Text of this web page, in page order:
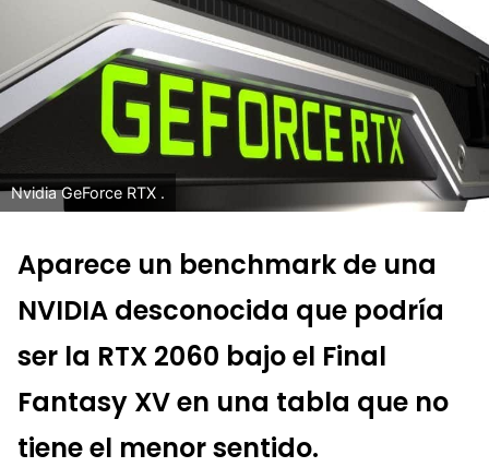
Nvidia GeForce RTX .
Aparece un benchmark de una
NVIDIA desconocida que podría
ser la RTX 2060 bajo el Final
Fantasy XV en una tabla que no
tiene el menor sentido.